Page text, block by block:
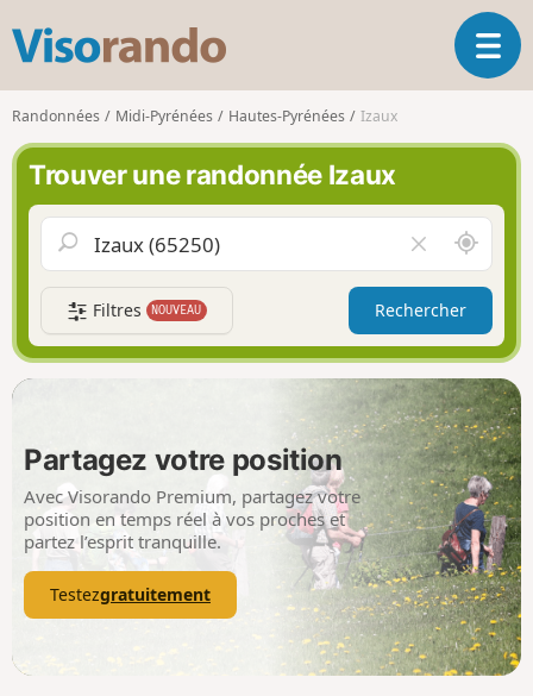
s
o
r
n
d
O
u
l
a
i
g
a
t
i
o
n
Randonnées Midi-Pyrénées Hautes-Pyrénées Izaux
Trouver une randonnée Izaux
i
d
e
r
l
e
c
h
a
m
p
A
u
t
u
r
d
e
m
o
i
Filtres NOUVEAU Rechercher
Partagez votre position
Avec Visorando Premium, partagez votre
position en temps réel à vos proches et
partez l’esprit tranquille.
Testezgratuitement